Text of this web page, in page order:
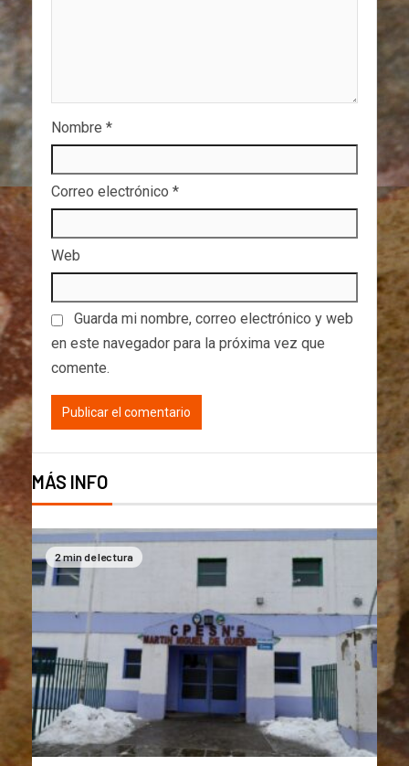
Nombre *
Correo electrónico *
Web
Guarda mi nombre, correo electrónico y web
en este navegador para la próxima vez que
comente.
MÁS INFO
2 min de lectura